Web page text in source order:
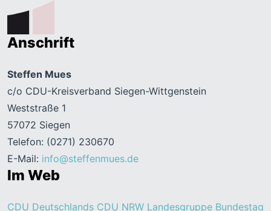
Anschrift
Steffen Mues
c/o CDU-Kreisverband Siegen-Wittgenstein
Weststraße 1
57072 Siegen
Telefon: (0271) 230670
E-Mail: info@steffenmues.de
Im Web
CDU Deutschlands CDU NRW Landesgruppe Bundestag